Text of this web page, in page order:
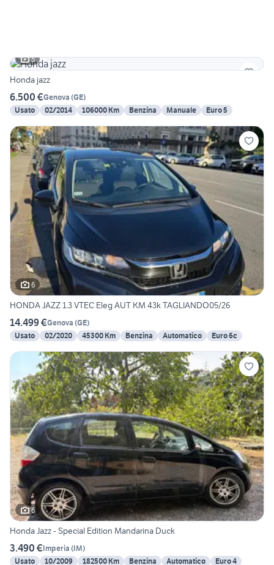
5
Honda jazz
6.500 €Genova (GE)
Usato
02/2014 106000 Km Benzina Manuale Euro 5
6
HONDA JAZZ 1.3 VTEC Eleg AUT KM 43k TAGLIANDO05/26
14.499 €Genova (GE)
Usato
02/2020 45300 Km Benzina Automatico Euro 6c
6
Honda Jazz - Special Edition Mandarina Duck
3.490 €Imperia (IM)
Usato
10/2009 182500 Km Benzina Automatico Euro 4